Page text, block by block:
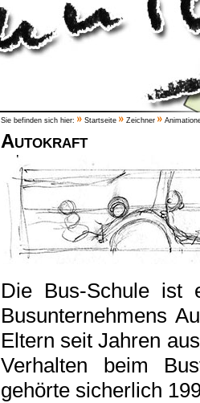
Sie befinden sich hier: Startseite Zeichner
Autokraft
Die Bus-Schule ist
Busunternehmens
Eltern seit Jahren
Verhalten beim
gehörte sicherlich